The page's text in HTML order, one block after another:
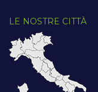
LE NOSTRE CITTÀ